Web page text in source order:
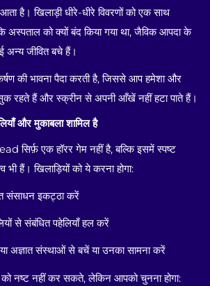
है। खिलाड़ी धीरे-धीरे विवरणों को एक साथ
अस्पताल को क्यों बंद किया गया था, जैविक आपदा के
अन्य जीवित बचे हैं।
की भावना पैदा करती है, जिससे आप हमेशा और
रहते हैं और स्क्रीन से अपनी आँखें नहीं हटा पाते हैं।
और मुकाबला शामिल है
सिर्फ़ एक हॉरर गेम नहीं है, बल्कि इसमें स्पष्ट
भी हैं। खिलाड़ियों को ये करना होगा:
संसाधन इकट्ठा करें
से संबंधित पहेलियाँ हल करें
या अज्ञात संस्थाओं से बचें या उनका सामना करें
नष्ट नहीं कर सकते, लेकिन आपको चुनना होगा: